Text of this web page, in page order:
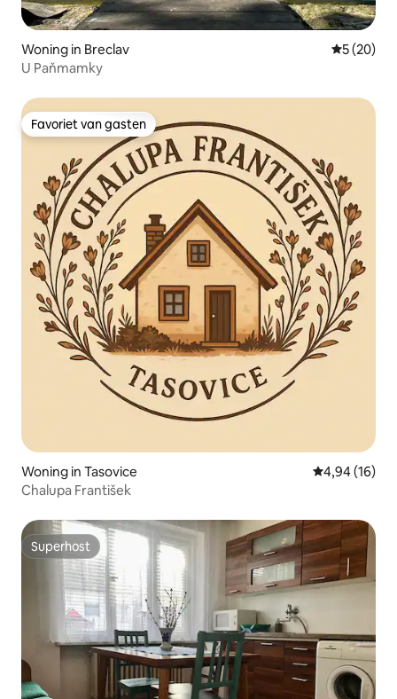
Woning in Breclav
5 (20)
U Paňmamky
Favoriet van gasten
Favoriet van gasten
Woning in Tasovice Gemiddelde
4,94 (16)
Chalupa František
Superhost
Superhost